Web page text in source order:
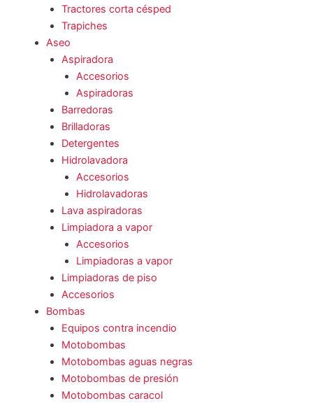
Tractores corta césped
Trapiches
Aseo
Aspiradora
Accesorios
Aspiradoras
Barredoras
Brilladoras
Detergentes
Hidrolavadora
Accesorios
Hidrolavadoras
Lava aspiradoras
Limpiadora a vapor
Accesorios
Limpiadoras a vapor
Limpiadoras de piso
Accesorios
Bombas
Equipos contra incendio
Motobombas
Motobombas aguas negras
Motobombas de presión
Motobombas caracol